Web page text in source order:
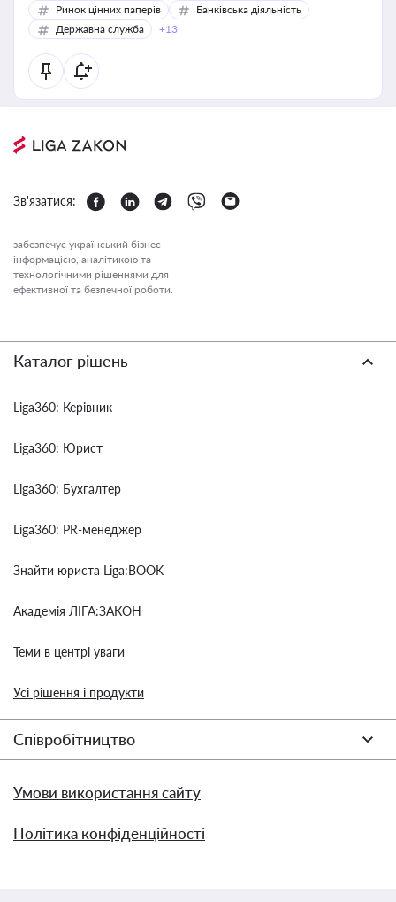
Ринок цінних паперів
Банківська діяльність
Державна служба
+13
Зв'язатися:
забезпечує український бізнес
інформацією, аналітикою та
технологічними рішеннями для
ефективної та безпечної роботи.
Каталог рішень
Liga360: Керівник
Liga360: Юрист
Liga360: Бухгалтер
Liga360: PR-менеджер
Знайти юриста Liga:BOOK
Академія ЛІГА:ЗАКОН
Теми в центрі уваги
Усі рішення і продукти
Співробітництво
Умови використання сайту
Політика конфіденційності